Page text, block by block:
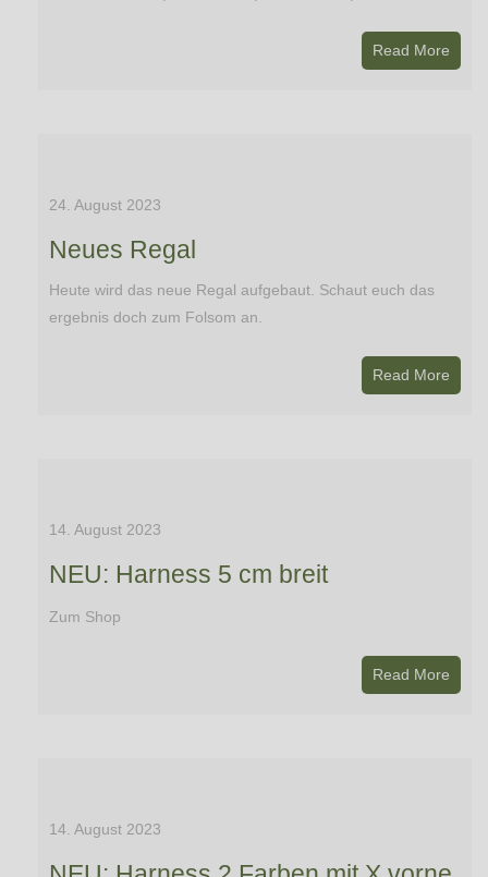
Read More
24. August 2023
Neues Regal
Heute wird das neue Regal aufgebaut. Schaut euch das
ergebnis doch zum Folsom an.
Read More
14. August 2023
NEU: Harness 5 cm breit
Zum Shop
Read More
14. August 2023